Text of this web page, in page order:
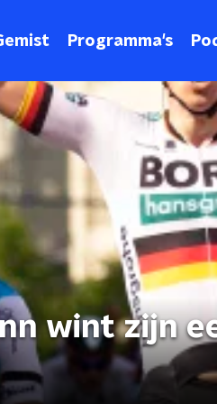
Programma's
wint zijn